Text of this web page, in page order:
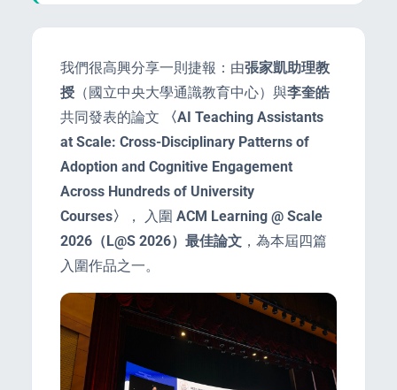
我們很高興分享一則捷報：由張家凱助理教
授 （國立中央大學通識教育中心）與李奎皓
共同發表的論文
〈AI Teaching Assistants
at Scale: Cross-Disciplinary Patterns of
Adoption and Cognitive Engagement
Across Hundreds of University
Courses〉
， 入圍 ACM Learning @ Scale
2026（L@S 2026）最佳論文 ，為本屆四篇
入圍作品之一。